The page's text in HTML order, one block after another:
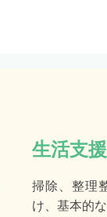
生活支援
掃除、整理
け、基本的